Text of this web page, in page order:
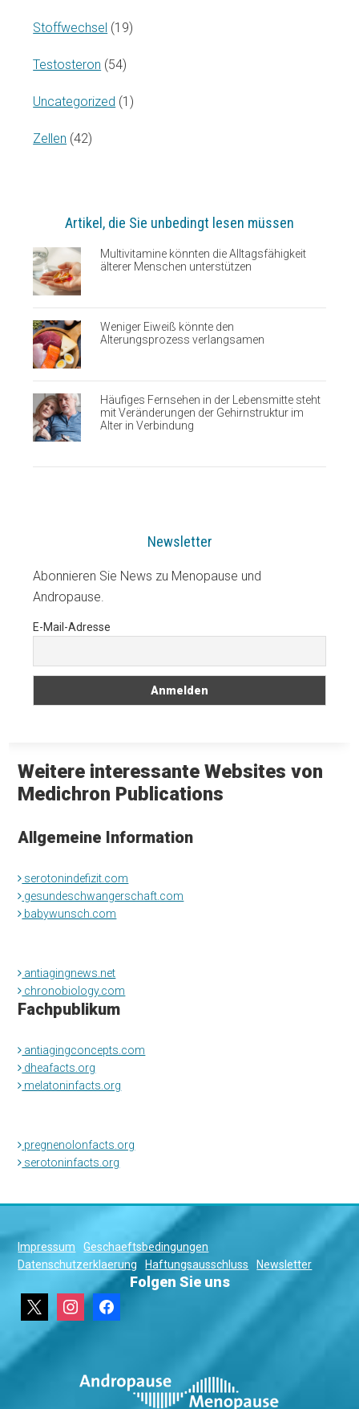
Stoffwechsel (19)
Testosteron (54)
Uncategorized (1)
Zellen (42)
Artikel, die Sie unbedingt lesen müssen
Multivitamine könnten die Alltagsfähigkeit
älterer Menschen unterstützen
Weniger Eiweiß könnte den
Alterungsprozess verlangsamen
Häufiges Fernsehen in der Lebensmitte steht
mit Veränderungen der Gehirnstruktur im
Alter in Verbindung
Newsletter
Abonnieren Sie News zu Menopause und
Andropause.
E-Mail-Adresse
Weitere interessante Websites von
Medichron Publications
Allgemeine Information
serotonindefizit.com
gesundeschwangerschaft.com
babywunsch.com
antiagingnews.net
chronobiology.com
Fachpublikum
antiagingconcepts.com
dheafacts.org
melatoninfacts.org
pregnenolonfacts.org
serotoninfacts.org
Impressum
Geschaeftsbedingungen
Datenschutzerklaerung
Haftungsausschluss Newsletter
Folgen Sie uns
instagramfacebook